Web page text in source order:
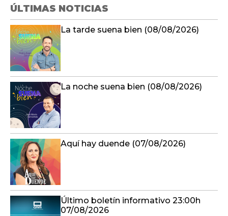
ÚLTIMAS NOTICIAS
La tarde suena bien (08/08/2026)
La noche suena bien (08/08/2026)
Aquí hay duende (07/08/2026)
Último boletín informativo 23:00h
07/08/2026